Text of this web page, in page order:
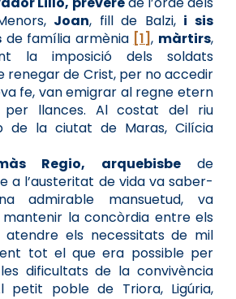
Joan, fill de Balzi, i sis
de família armènia [1], màrtirs,
la imposició dels soldats
renegar de Crist, per no accedir
fe, van emigrar al regne etern
per llances. Al costat del riu
de la ciutat de Maras, Cilícia
Regio, arquebisbede
a l’austeritat de vida va saber-
admirable mansuetud, va
mantenir la concòrdia entre els
atendre els necessitats de mil
tot el que era possible per
dificultats de la convivència
petit poble de Triora, Ligúria,